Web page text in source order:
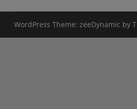
WordPress Theme: zeeDynamic by